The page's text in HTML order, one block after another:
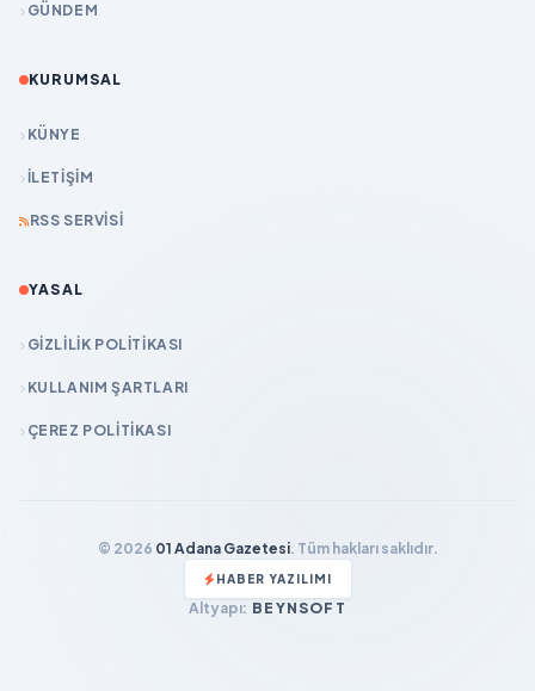
GÜNDEM
KURUMSAL
KÜNYE
İLETIŞIM
RSS SERVISI
YASAL
GIZLILIK POLITIKASI
KULLANIM ŞARTLARI
ÇEREZ POLITIKASI
© 2026 01 Adana Gazetesi. Tüm hakları saklıdır.
HABER YAZILIMI
Altyapı: BEYNSOFT